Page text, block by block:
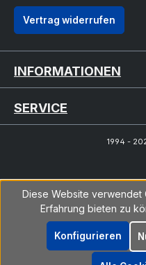
Vertrag widerrufen
INFORMATIONEN
SERVICE
1994 -
Diese Website verwendet
Erfahrung bieten zu
Konfigurieren